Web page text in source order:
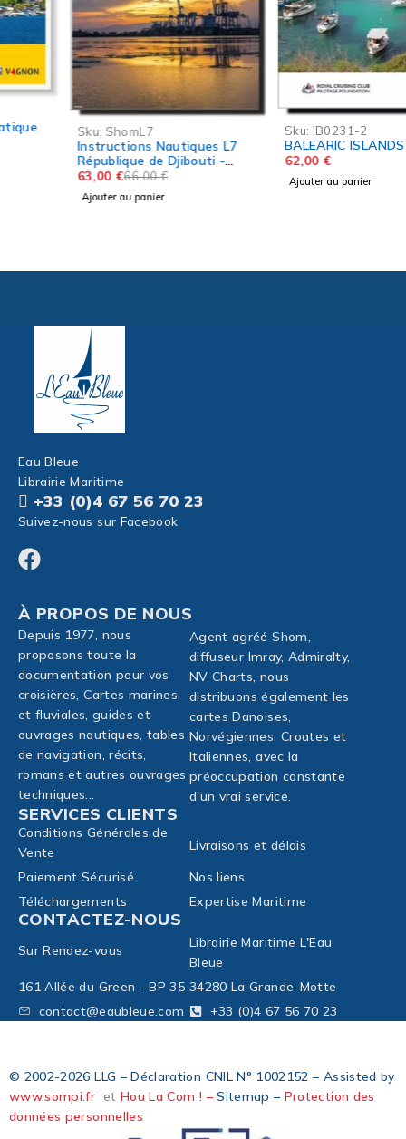
-5%
Sku:ShomL7
Instructions Nautiques L7
République de Djibouti -
Détroits de Bab-el-Mandeb
66,00€
Ajouter au panier
IB0231-2
BALEARIC ISLANDS
62,00
Ajouter au panier
Eau Bleue
Librairie Maritime
+33 (0)4 67 56 70 23
Suivez-nous sur Facebook
À PROPOS DE NOUS
Depuis 1977, nous
proposons toute la
documentation pour vos
croisières, Cartes marines
et fluviales, guides et
ouvrages nautiques, tables
de navigation, récits,
romans et autres ouvrages
techniques...
Agent agréé Shom,
diffuseur Imray, Admiralty,
NV Charts, nous
distribuons également les
cartes Danoises,
Norvégiennes, Croates et
Italiennes, avec la
préoccupation constante
d'un vrai service.
SERVICES CLIENTS
Conditions Générales de
Vente
Livraisons et délais
Paiement Sécurisé
Nos liens
Téléchargements
Expertise Maritime
CONTACTEZ-NOUS
Sur Rendez-vous
Librairie Maritime L'Eau
Bleue
161 Allée du Green - BP 35 34280 La Grande-Motte
contact@eaubleue.com
+33 (0)4 67 56 70 23
© 2002-2026 LLG – Déclaration CNIL N° 1002152 – Assisted by
www.sompi.fr et Hou La Com ! –Sitemap – Protection des
données personnelles